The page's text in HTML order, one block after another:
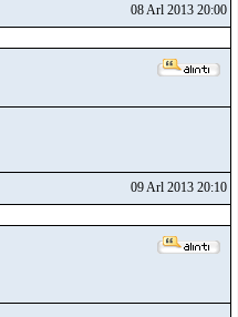
08 Arl 2013 20:00
09 Arl 2013 20:10